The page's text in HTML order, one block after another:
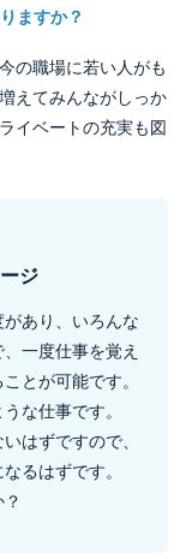
ますか？
の職場に若い人がも
えてみんながしっか
イベートの充実も図
ジ
あり、いろんな
一度仕事を覚え
とが可能です。
な仕事です。
はずですので、
るはずです。